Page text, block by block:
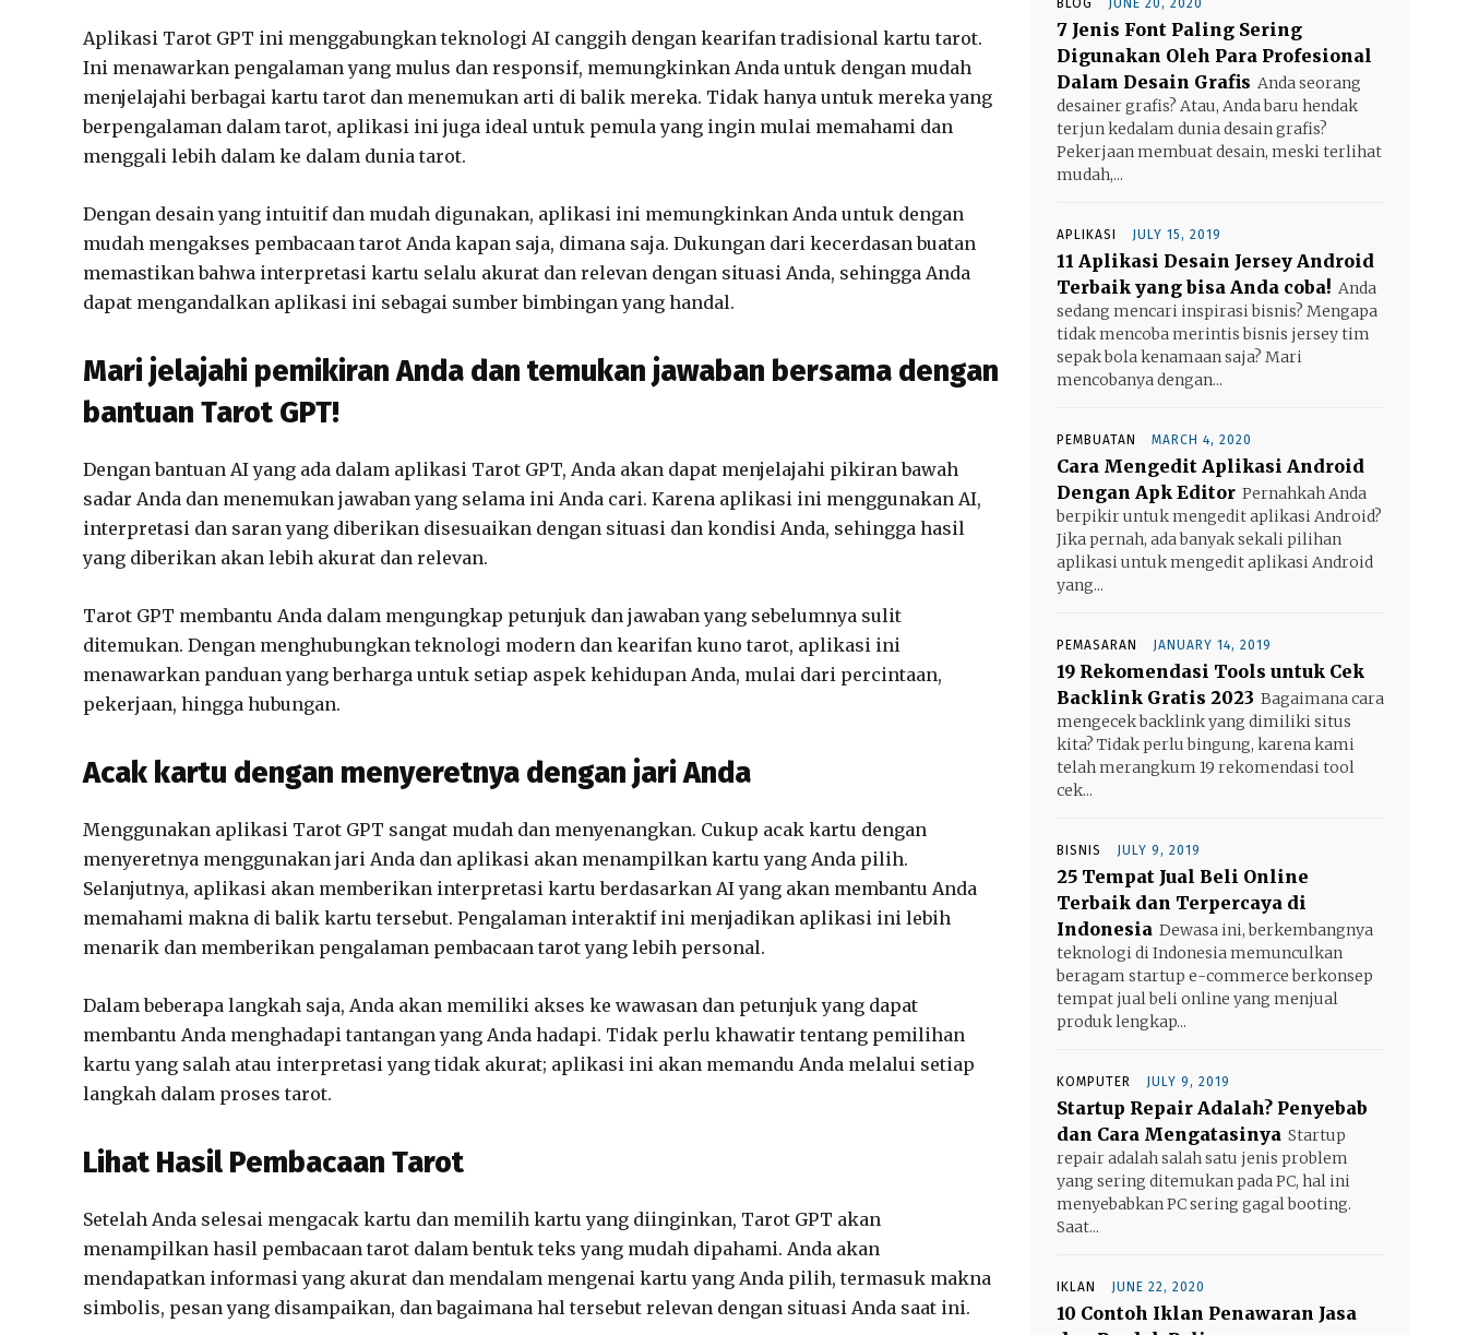
Aplikasi Tarot GPT ini menggabungkan teknologi AI canggih dengan kearifan tradisional kartu tarot.
Ini menawarkan pengalaman yang mulus dan responsif, memungkinkan Anda untuk dengan mudah
menjelajahi berbagai kartu tarot dan menemukan arti di balik mereka. Tidak hanya untuk mereka yang
berpengalaman dalam tarot, aplikasi ini juga ideal untuk pemula yang ingin mulai memahami dan
menggali lebih dalam ke dalam dunia tarot.
Dengan desain yang intuitif dan mudah digunakan, aplikasi ini memungkinkan Anda untuk dengan
mudah mengakses pembacaan tarot Anda kapan saja, dimana saja. Dukungan dari kecerdasan buatan
memastikan bahwa interpretasi kartu selalu akurat dan relevan dengan situasi Anda, sehingga Anda
dapat mengandalkan aplikasi ini sebagai sumber bimbingan yang handal.
Mari jelajahi pemikiran Anda dan temukan jawaban bersama dengan
bantuan Tarot GPT!
Dengan bantuan AI yang ada dalam aplikasi Tarot GPT, Anda akan dapat menjelajahi pikiran bawah
sadar Anda dan menemukan jawaban yang selama ini Anda cari. Karena aplikasi ini menggunakan AI,
interpretasi dan saran yang diberikan disesuaikan dengan situasi dan kondisi Anda, sehingga hasil
yang diberikan akan lebih akurat dan relevan.
Tarot GPT membantu Anda dalam mengungkap petunjuk dan jawaban yang sebelumnya sulit
ditemukan. Dengan menghubungkan teknologi modern dan kearifan kuno tarot, aplikasi ini
menawarkan panduan yang berharga untuk setiap aspek kehidupan Anda, mulai dari percintaan,
pekerjaan, hingga hubungan.
Acak kartu dengan menyeretnya dengan jari Anda
Menggunakan aplikasi Tarot GPT sangat mudah dan menyenangkan. Cukup acak kartu dengan
menyeretnya menggunakan jari Anda dan aplikasi akan menampilkan kartu yang Anda pilih.
Selanjutnya, aplikasi akan memberikan interpretasi kartu berdasarkan AI yang akan membantu Anda
memahami makna di balik kartu tersebut. Pengalaman interaktif ini menjadikan aplikasi ini lebih
menarik dan memberikan pengalaman pembacaan tarot yang lebih personal.
Dalam beberapa langkah saja, Anda akan memiliki akses ke wawasan dan petunjuk yang dapat
membantu Anda menghadapi tantangan yang Anda hadapi. Tidak perlu khawatir tentang pemilihan
kartu yang salah atau interpretasi yang tidak akurat; aplikasi ini akan memandu Anda melalui setiap
langkah dalam proses tarot.
Lihat Hasil Pembacaan Tarot
Setelah Anda selesai mengacak kartu dan memilih kartu yang diinginkan, Tarot GPT akan
menampilkan hasil pembacaan tarot dalam bentuk teks yang mudah dipahami. Anda akan
mendapatkan informasi yang akurat dan mendalam mengenai kartu yang Anda pilih, termasuk makna
simbolis, pesan yang disampaikan, dan bagaimana hal tersebut relevan dengan situasi Anda saat ini.
BLOG JUNE 20, 2020
7 Jenis Font Paling Sering
Digunakan Oleh Para Profesional
Dalam Desain Grafis Anda seorang
desainer grafis? Atau, Anda baru hendak
terjun kedalam dunia desain grafis?
Pekerjaan membuat desain, meski terlihat
mudah,...
APLIKASI JULY 15, 2019
11 Aplikasi Desain Jersey Android
Terbaik yang bisa Anda coba! Anda
sedang mencari inspirasi bisnis? Mengapa
tidak mencoba merintis bisnis jersey tim
sepak bola kenamaan saja? Mari
mencobanya dengan...
PEMBUATAN MARCH 4, 2020
Cara Mengedit Aplikasi Android
Dengan Apk Editor Pernahkah Anda
berpikir untuk mengedit aplikasi Android?
Jika pernah, ada banyak sekali pilihan
aplikasi untuk mengedit aplikasi Android
yang...
PEMASARAN JANUARY 14, 2019
19 Rekomendasi Tools untuk Cek
Backlink Gratis 2023 Bagaimana cara
mengecek backlink yang dimiliki situs
kita? Tidak perlu bingung, karena kami
telah merangkum 19 rekomendasi tool
cek...
BISNIS JULY 9, 2019
25 Tempat Jual Beli Online
Terbaik dan Terpercaya di
Indonesia Dewasa ini, berkembangnya
teknologi di Indonesia memunculkan
beragam startup e-commerce berkonsep
tempat jual beli online yang menjual
produk lengkap...
KOMPUTER JULY 9, 2019
Startup Repair Adalah? Penyebab
dan Cara Mengatasinya Startup
repair adalah salah satu jenis problem
yang sering ditemukan pada PC, hal ini
menyebabkan PC sering gagal booting.
Saat...
IKLAN JUNE 22, 2020
10 Contoh Iklan Penawaran Jasa